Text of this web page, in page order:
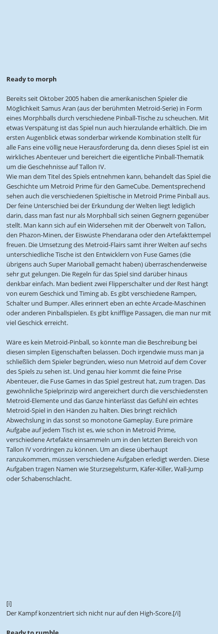
Ready to morph
Bereits seit Oktober 2005 haben die amerikanischen Spieler die
Möglichkeit Samus Aran (aus der berühmten Metroid-Serie) in Form
eines Morphballs durch verschiedene Pinball-Tische zu scheuchen. Mit
etwas Verspätung ist das Spiel nun auch hierzulande erhältlich. Die im
ersten Augenblick etwas sonderbar wirkende Kombination stellt für
alle Fans eine völlig neue Herausforderung da, denn dieses Spiel ist ein
wirkliches Abenteuer und bereichert die eigentliche Pinball-Thematik
um die Geschehnisse auf Tallon IV.
Wie man dem Titel des Spiels entnehmen kann, behandelt das Spiel die
Geschichte um Metroid Prime für den GameCube. Dementsprechend
sehen auch die verschiedenen Spieltische in Metroid Prime Pinball aus.
Der feine Unterschied bei der Erkundung der Welten liegt lediglich
darin, dass man fast nur als Morphball sich seinen Gegnern gegenüber
stellt. Man kann sich auf ein Widersehen mit der Oberwelt von Tallon,
den Phazon-Minen, der Eiswüste Phendarana oder den Artefakttempel
freuen. Die Umsetzung des Metroid-Flairs samt ihrer Welten auf sechs
unterschiedliche Tische ist den Entwicklern von Fuse Games (die
übrigens auch Super Marioball gemacht haben) überraschenderweise
sehr gut gelungen. Die Regeln für das Spiel sind darüber hinaus
denkbar einfach. Man bedient zwei Flipperschalter und der Rest hängt
von eurem Geschick und Timing ab. Es gibt verschiedene Rampen,
Schalter und Bumper. Alles erinnert eben an echte Arcade-Maschinen
oder anderen Pinballspielen. Es gibt knifflige Passagen, die man nur mit
viel Geschick erreicht.
Wäre es kein Metroid-Pinball, so könnte man die Beschreibung bei
diesen simplen Eigenschaften belassen. Doch irgendwie muss man ja
schließlich dem Spieler begründen, wieso nun Metroid auf dem Cover
des Spiels zu sehen ist. Und genau hier kommt die feine Prise
Abenteuer, die Fuse Games in das Spiel gestreut hat, zum tragen. Das
gewöhnliche Spielprinzip wird angereichert durch die verschiedensten
Metroid-Elemente und das Ganze hinterlässt das Gefühl ein echtes
Metroid-Spiel in den Händen zu halten. Dies bringt reichlich
Abwechslung in das sonst so monotone Gameplay. Eure primäre
Aufgabe auf jedem Tisch ist es, wie schon in Metroid Prime,
verschiedene Artefakte einsammeln um in den letzten Bereich von
Tallon IV vordringen zu können. Um an diese überhaupt
ranzukommen, müssen verschiedene Aufgaben erledigt werden. Diese
Aufgaben tragen Namen wie Sturzsegelsturm, Käfer-Killer, Wall-Jump
oder Schabenschlacht.
[i]
Der Kampf konzentriert sich nicht nur auf den High-Score.[/i]